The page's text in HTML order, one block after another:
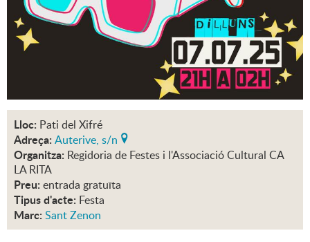
Lloc: Pati del Xifré
Adreça: Auterive, s/n
Organitza: Regidoria de Festes i l'Associació Cultural CA
LA RITA
Preu: entrada gratuïta
Tipus d'acte: Festa
Marc: Sant Zenon